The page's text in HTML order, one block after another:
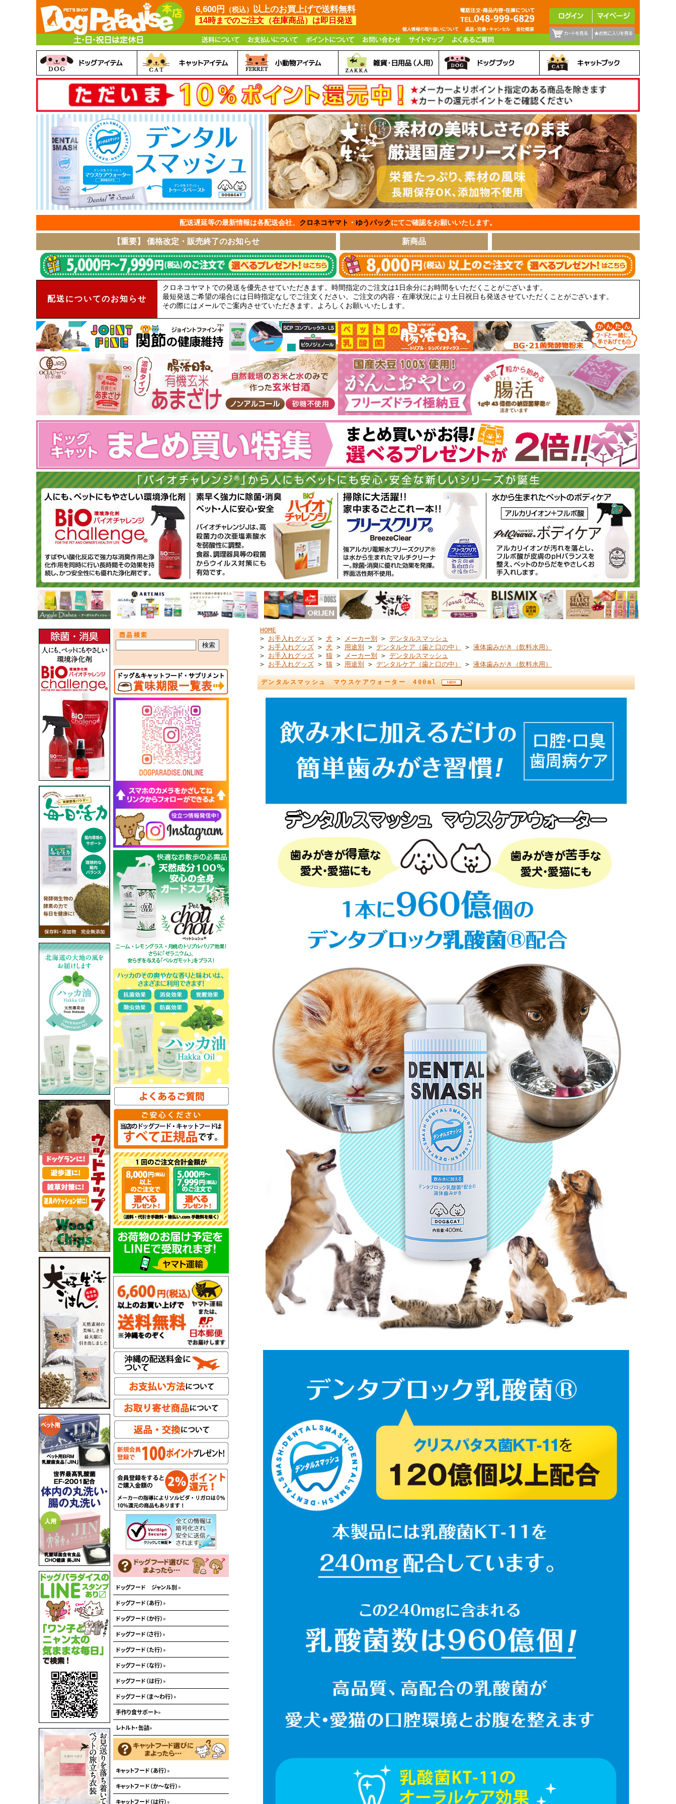
HOME
> お手入れグッズ > 犬 > メーカー別 > デンタルスマッシュ
> お手入れグッズ > 犬 > 用途別 > デンタルケア（歯と口の中） > 液体歯みがき（飲料水用）
> お手入れグッズ > 猫 > メーカー別 > デンタルスマッシュ
> お手入れグッズ > 猫 > 用途別 > デンタルケア（歯と口の中） > 液体歯みがき（飲料水用）
デンタルスマッシュ マウスケアウォーター 400ml